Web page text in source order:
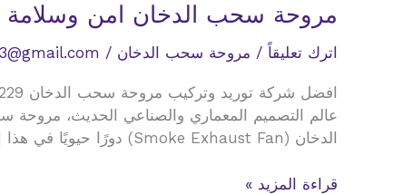
مروحة سحب الدخان امن
اترك تعليقاً / مروحة سحب الدخان /
عالم التصميم المعماري والصناعي الحديث،
الدخان (Smoke Exhaust Fan) دورًا حيويًا في هذا […]
مروحة
قراءة المزيد »